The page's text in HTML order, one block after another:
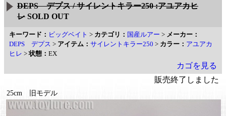
DEPS デプス / サイレントキラー250 :アユアカヒ
レ SOLD OUT
キーワード： ビッグベイト > カテゴリ： 国産ルアー > メーカー：
DEPS デプス > アイテム： サイレントキラー250 > カラー： アユアカ
ヒレ >状態： EX
カゴを見る
販売終了しました
25cm 旧モデル